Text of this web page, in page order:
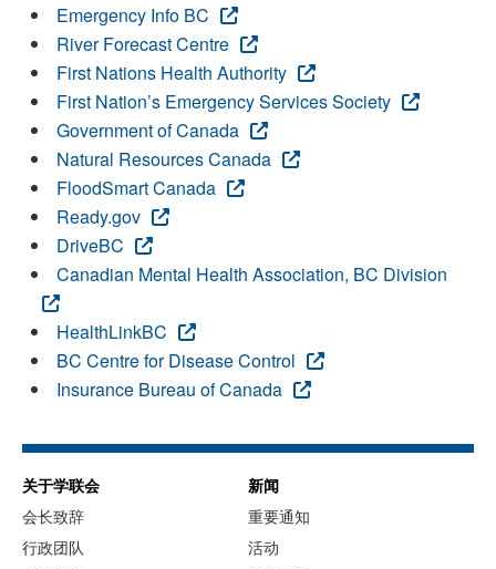
Emergency Info BC
River Forecast Centre
First Nations Health Authority
First Nation’s Emergency Services Society
Government of Canada
Natural Resources Canada
FloodSmart Canada
Ready.gov
DriveBC
Canadian Mental Health Association, BC Division
HealthLinkBC
BC Centre for Disease Control
Insurance Bureau of Canada
关于学联会
会长致辞
行政团队
新闻
重要通知
活动